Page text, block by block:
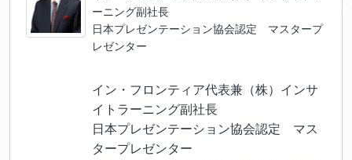
ーニング副社長
日本プレゼンテーション協会認定 マスタープ
レゼンター
イン・フロンティア代表兼（株）インサ
イトラーニング副社長
日本プレゼンテーション協会認定 マス
タープレゼンター